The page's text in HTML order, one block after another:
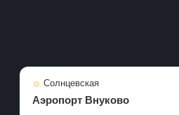
Солнцевская
Аэропорт Внуково